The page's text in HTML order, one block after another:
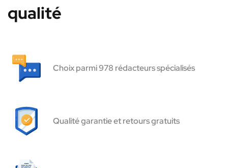
qualité
Choix parmi 978 rédacteurs spécialisés
Qualité garantie et retours gratuits